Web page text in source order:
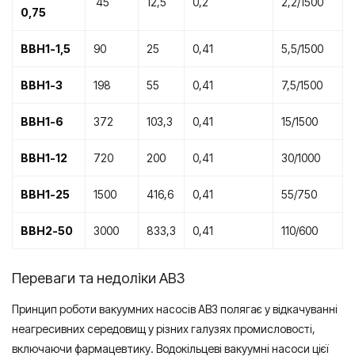
0,75
ВВН1-1,5 90 25 0,41 5,5/1500
ВВН1-3 198 55 0,41 7,5/1500
ВВН1-6 372 103,3 0,41 15/1500
ВВН1-12 720 200 0,41 30/1000
ВВН1-25 1500 416,6 0,41 55/750
ВВН2-50 3000 833,3 0,41 110/600
Переваги та недоліки АВЗ
Принцип роботи вакуумних насосів АВЗ полягає у відкачуванні
неагресивних середовищ у різних галузях промисловості,
включаючи фармацевтику. Водокільцеві вакуумні насоси цієї